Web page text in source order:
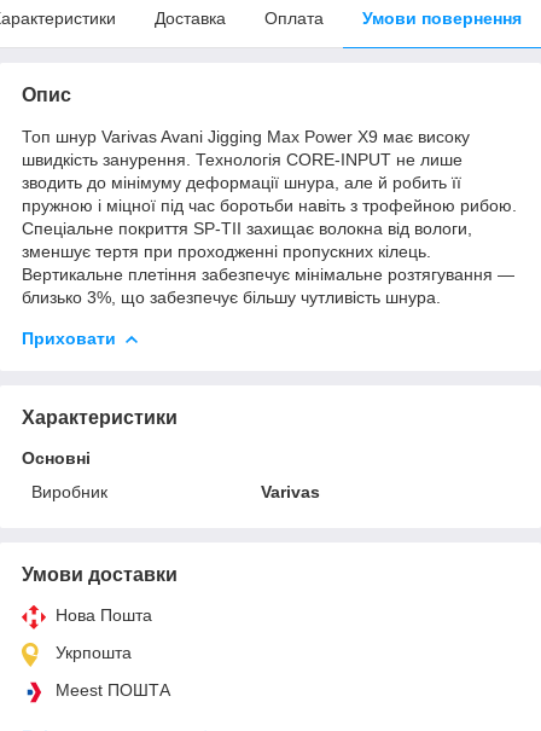
Доставка Оплата Умови повернення
Опис
Топ шнур Varivas Avani Jigging Max Power X9 має високу
швидкість занурення. Технологія CORE-INPUT не лише
зводить до мінімуму деформації шнура, але й робить її
пружною і міцної під час боротьби навіть з трофейною рибою.
Спеціальне покриття SP-TII захищає волокна від вологи,
зменшує тертя при проходженні пропускних кілець.
Вертикальне плетіння забезпечує мінімальне розтягування —
близько 3%, що забезпечує більшу чутливість шнура.
Приховати
Характеристики
Основні
Виробник
Varivas
Умови доставки
Нова Пошта
Укрпошта
Meest ПОШТА